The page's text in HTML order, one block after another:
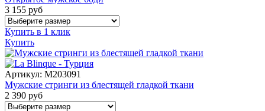
3 155 руб
Купить в 1 клик
Купить
Артикул: M203091
Мужские стринги из блестящей гладкой ткани
2 390 руб